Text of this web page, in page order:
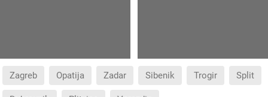
Zagreb Opatija Zadar Sibenik Trogir Split